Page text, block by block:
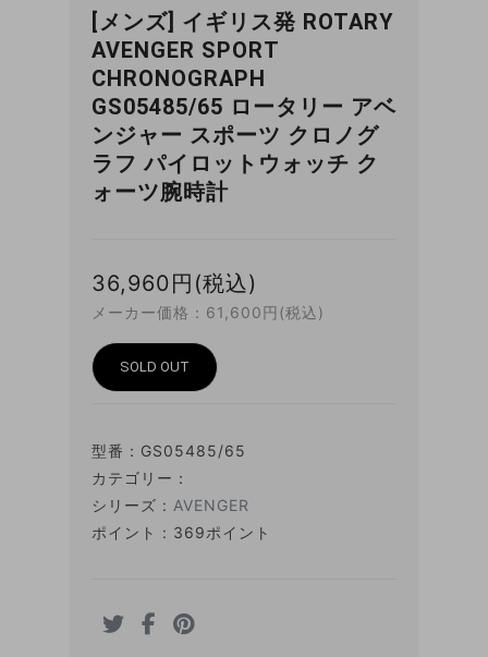
[メンズ] イギリス発 ROTARY
AVENGER SPORT
CHRONOGRAPH
GS05485/65 ロータリー アベ
ンジャー スポーツ クロノグ
ラフ パイロットウォッチ ク
ォーツ腕時計
36,960円(税込)
メーカー価格：61,600円(税込)
SOLD OUT
型番： GS05485/65
カテゴリー：
シリーズ : AVENGER
ポイント : 369ポイント